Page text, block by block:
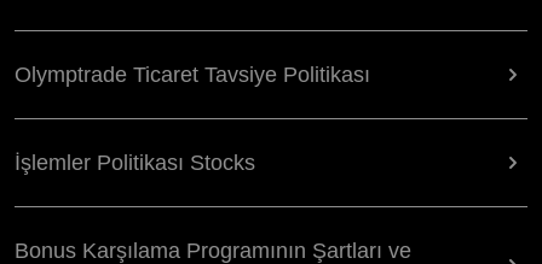
Olymptrade Ticaret Tavsiye Politikası
İşlemler Politikası Stocks
Bonus Karşılama Programının Şartları ve